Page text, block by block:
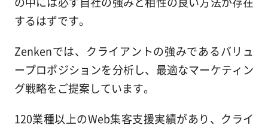
するはずです。
Zenkenでは、クライアントの強みであるバリュ
ープロポジションを分析し、最適なマーケティン
グ戦略をご提案しています。
120業種以上のWeb集客支援実績があり、クライ